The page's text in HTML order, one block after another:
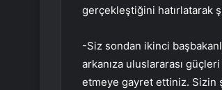
gerçekleştiğini hatırlatarak
-Siz sondan ikinci
arkanıza uluslararası
etmeye gayret ettiniz. Sizin